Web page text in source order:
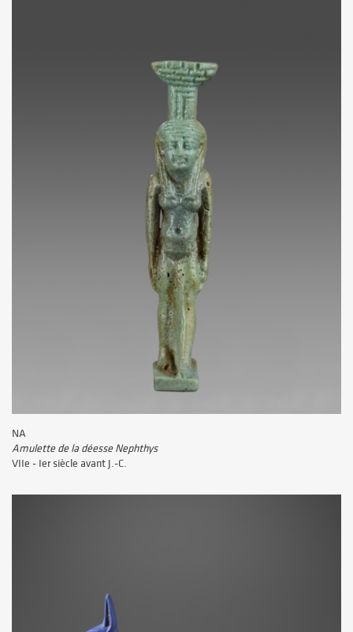
NA
Amulette de la déesse Nephthys
VIIe - Ier siècle avant J.-C.